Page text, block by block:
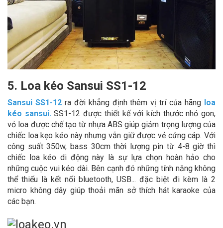
5. Loa kéo Sansui SS1-12
Sansui SS1-12 ra đời khẳng định thêm vị trí của hãng loa
kéo sansui.SS1-12 được thiết kế với kích thước nhỏ gon,
vỏ loa được chế tạo từ nhựa ABS giúp giảm trọng lượng của
chiếc loa kẹo kéo này nhưng vẫn giữ được vẻ cứng cáp. Với
công suất 350w, bass 30cm thời lượng pin từ 4-8 giờ thì
chiếc loa kéo di động này là sự lựa chọn hoàn hảo cho
những cuộc vui kéo dài. Bên cạnh đó những tính năng không
thể thiếu là kết nối bluetooth, USB... đặc biệt đi kèm là 2
micro không dây giúp thoải mãn sở thích hát karaoke của
các bạn.